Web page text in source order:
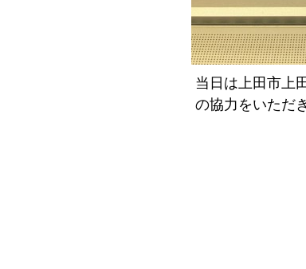
当日は上田市上
の協力をいただ